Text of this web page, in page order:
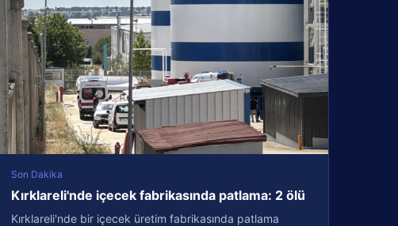
Son Dakika
Kırklareli'nde içecek fabrikasında patlama: 2 ölü
Kırklareli'nde bir içecek üretim fabrikasında patlama